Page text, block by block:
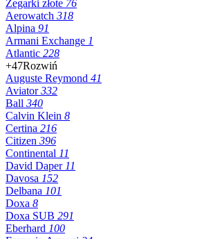
Zegarki złote 76
Aerowatch 318
Alpina 91
Armani Exchange 1
Atlantic 228
+47Rozwiń
Auguste Reymond 41
Aviator332
Ball 340
Calvin Klein 8
Certina 216
Citizen 396
Continental 11
David Daper 11
Davosa 152
Delbana 101
Doxa 8
Doxa SUB 291
Eberhard 100